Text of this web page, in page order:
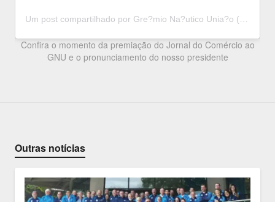
Confira o momento da premiação do Jornal do Comércio ao
GNU e o pronunciamento do nosso presidente
Outras notícias